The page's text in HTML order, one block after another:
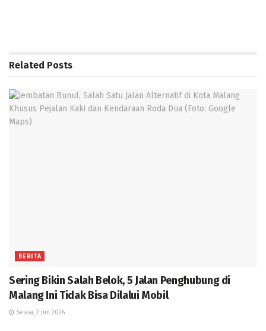
Related Posts
BERITA
Sering Bikin Salah Belok, 5 Jalan Penghubung di
Malang Ini Tidak Bisa Dilalui Mobil
Selasa, 2 Jun 2026